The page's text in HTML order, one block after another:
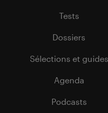
Tests
Dossiers
Sélections et guides
Agenda
Podcasts